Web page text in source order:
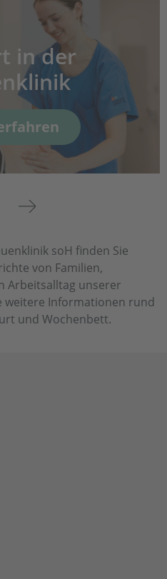
in der
Next
soH finden Sie
von Familien,
Arbeitsalltag unserer
weitere Informationen rund
und Wochenbett.